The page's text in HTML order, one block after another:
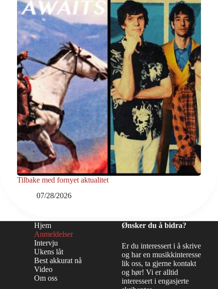
Tilbake med fornyet aktualitet
07/28/2026
Hjem
Anmeldelser
Intervju
Ukens låt
Best akkurat nå
Video
Om oss
Ønsker du å bidra?
Er du interessert i å skrive
og har en musikkinteresse
lik oss, ta gjerne kontakt
og hør! Vi er alltid
interessert i engasjerte